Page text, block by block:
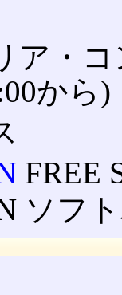
ア・コ
から)
FREE
ソフ